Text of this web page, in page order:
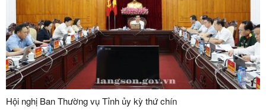
Hội nghị Ban Thường vụ Tỉnh ủy kỳ thứ chín